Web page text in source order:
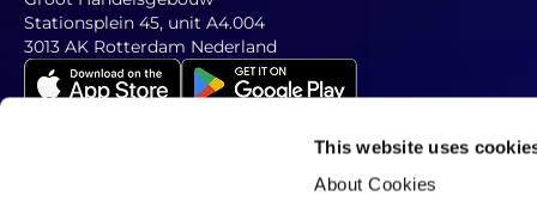
This website uses
About Cookies
Stationsplein 45, unit A4.004
3013 AK Rotterdam Nederland